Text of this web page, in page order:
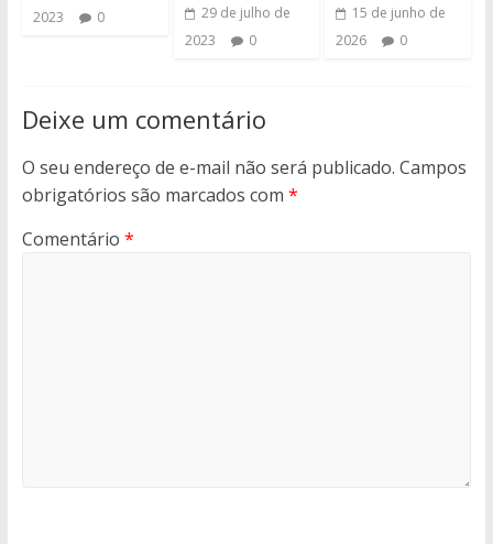
2023
0
29 de julho de
2023
0
15 de junho de
2026
0
Deixe um comentário
O seu endereço de e-mail não será publicado. Campos
obrigatórios são marcados com *
Comentário *